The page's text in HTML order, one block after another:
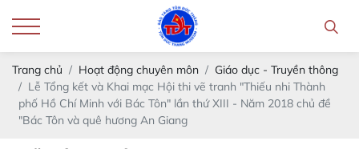
Trang chủ Hoạt động chuyên môn
Giáo dục - Truyền thông
Lễ Tổng kết và Khai mạc Hội thi vẽ tranh "Thiếu nhi Thành
phố Hồ Chí Minh với Bác Tôn" lần thứ XIII - Năm 2018 chủ đề
"Bác Tôn và quê hương An Giang